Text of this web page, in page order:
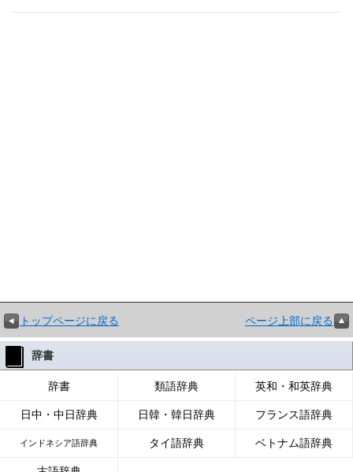
トップページに戻る ページ上部に戻る
辞書
辞書 類語辞典 英和・和英辞典
日中・中日辞典 日韓・韓日辞典 フランス語辞典
インドネシア語辞典 タイ語辞典 ベトナム語辞典